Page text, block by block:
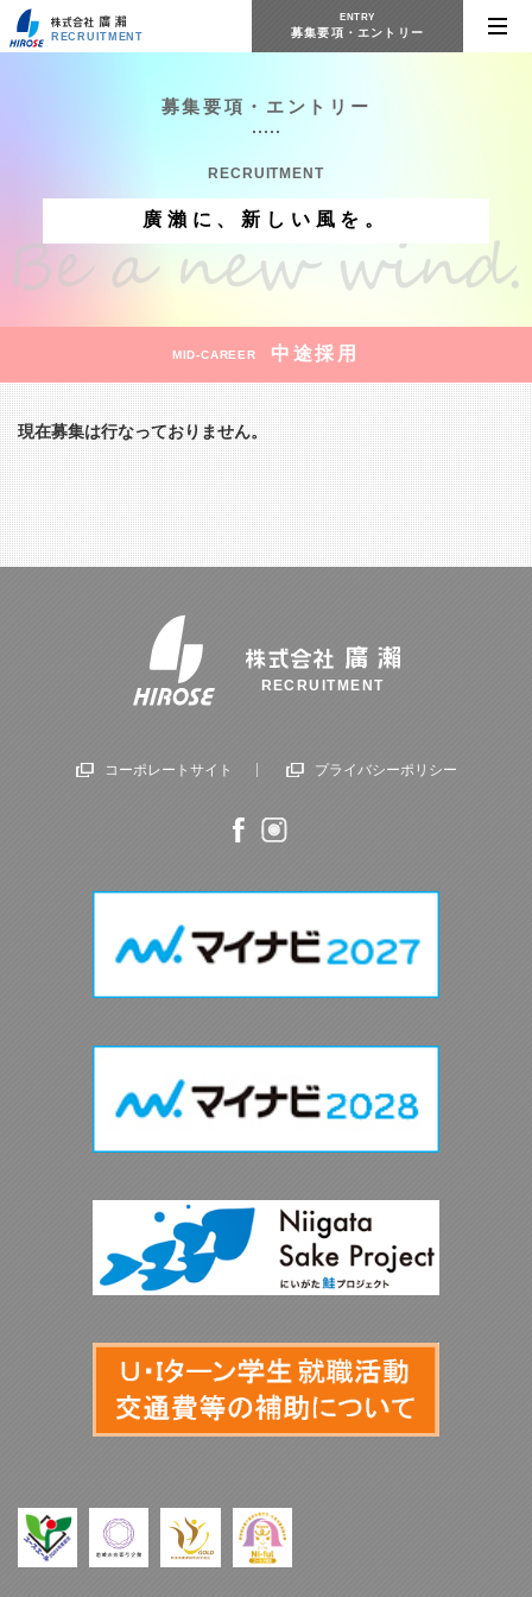
RECRUITMENT
ENTRY
募集要項・エントリー
募集要項・エントリー
RECRUITMENT
廣瀨に、新しい風を。
MID-CAREER 中途採用
現在募集は行なっておりません。
RECRUITMENT
コーポレートサイト プライバシーポリシー